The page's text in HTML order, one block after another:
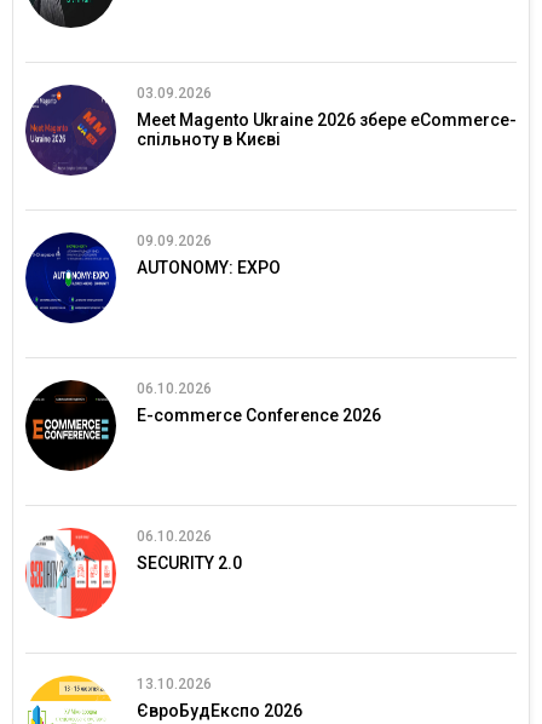
03.09.2026
Meet Magento Ukraine 2026 збере eCommerce-
спільноту в Києві
09.09.2026
AUTONOMY: EXPO
06.10.2026
E-commerce Conference 2026
06.10.2026
SECURITY 2.0
13.10.2026
ЄвроБудЕкспо 2026